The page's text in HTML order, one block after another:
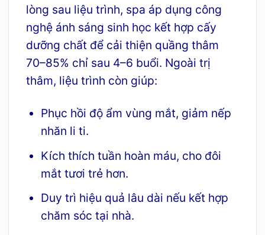
lòng sau liệu trình, spa áp dụng công
nghệ ánh sáng sinh học kết hợp cấy
dưỡng chất để cải thiện quầng thâm
70–85% chỉ sau 4–6 buổi. Ngoài trị
thâm, liệu trình còn giúp:
Phục hồi độ ẩm vùng mắt, giảm nếp
nhăn li ti.
Kích thích tuần hoàn máu, cho đôi
mắt tươi trẻ hơn.
Duy trì hiệu quả lâu dài nếu kết hợp
chăm sóc tại nhà.